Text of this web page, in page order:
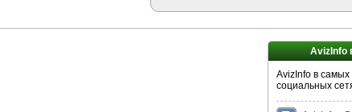
AvizInfo
AvizInfo в
социальных